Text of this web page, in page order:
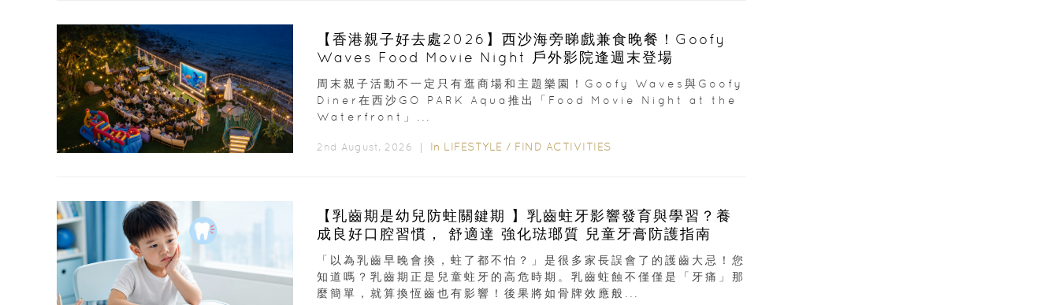
【香港親子好去處2026】西沙海旁睇戲兼食晚餐！Goofy
Waves Food Movie Night 戶外影院逢週末登場
周末親子活動不一定只有逛商場和主題樂園！Goofy Waves與Goofy
Diner在西沙GO PARK Aqua推出「Food Movie Night at the
Waterfront」...
2nd August, 2026 ｜ In LIFESTYLE / FIND ACTIVITIES
【乳齒期是幼兒防蛀關鍵期 】乳齒蛀牙影響發育與學習？養
成良好口腔習慣， 舒適達 強化琺瑯質 兒童牙膏防護指南
「以為乳齒早晚會換，蛀了都不怕？」是很多家長誤會了的護齒大忌！您
知道嗎？乳齒期正是兒童蛀牙的高危時期。乳齒蛀蝕不僅僅是「牙痛」那
麼簡單，就算換恆齒也有影響！後果將如骨牌效應般...